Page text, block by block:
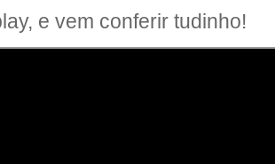
e vem conferir tudinho!